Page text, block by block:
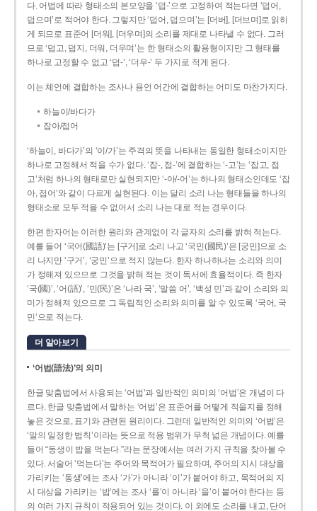
다. 어법에 따라 형태소의 본모양을 ‘덥-­’으로 고정하여 적는다면 ‘덥어,
덥으며’로 적어야 한다. 그렇지만 ‘덥어, 덥으며’는 [더버], [더브며]로 읽히
게 되므로 표준어 [더워], [더우며]의 소리를 제대로 나타낼 수 없다. 그러
므로 ‘덥고, 덥지, 더워, 더우며’는 한 형태소의 활용형이지만 그 형태를
하나로 고정할 수 없고 ‘덥-’, ‘더우-’ 두 가지로 적게 된다.
이는 체언에 결합하는 조사나 용언 어간에 결합하는 어미도 마찬가지다.
하늘이/바다가
잡아/접어
‘하늘이, 바다가’의 ‘이/가’는 주격의 뜻을 나타내는 동일한 형태소이지만
하나로 고정해서 적을 수가 없다. ‘잡-, 접-’에 결합하는 ‘-고’는 ‘잡고, 접
고’처럼 하나의 형태로만 실현되지만 ‘-아/-어’는 하나의 형태소인데도 ‘잡
아, 접어’와 같이 다르게 실현된다. 이는 달리 소리 나는 형태들을 하나의
형태소로 모두 적을 수 없어서 소리 나는 대로 적는 경우이다.
한편 한자어는 이러한 원리와 관계없이 각 글자의 소리를 밝혀 적는다.
예를 들어 ‘국어(國語)’는 [구거]로 소리 나고 ‘국민(國民)’은 [궁민]으로 소
리 나지만 ‘구거’, ‘궁민’으로 적지 않는다. 한자 하나하나는 소리와 의미
가 정해져 있으므로 그것을 밝혀 적는 것이 독서에 효율적이다. 즉 한자
‘국(國)’, ‘어(語)’, ‘민(民)’은 ‘나라 국’, ‘말씀 어’, ‘백성 민’과 같이 소리와 의
미가 정해져 있으므로 그 독립적인 소리와 의미를 알 수 있도록 ‘국어, 국
민’으로 적는다.
더 알아보기
‘어법(語法)’의 의미
한글 맞춤법에서 사용되는 ‘어법’과 일반적인 의미의 ‘어법’은 개념이 다
르다. 한글 맞춤법에서 말하는 ‘어법’은 표준어를 어떻게 적을지를 정해
놓은 것으로, 표기와 관련된 원리이다. 그런데 일반적인 의미의 ‘어법’은
‘말의 일정한 법칙’이라는 뜻으로 적용 범위가 무척 넓은 개념이다. 예를
들어 “동생이 밥을 먹는다.”라는 문장에서는 여러 가지 규칙을 찾아볼 수
있다. 서술어 ‘먹는다’는 주어와 목적어가 필요하며, 주어의 지시 대상을
가리키는 ‘동생’에는 조사 ‘가’가 아니라 ‘이’가 붙어야 하고, 목적어의 지
시 대상을 가리키는 ‘밥’에는 조사 ‘를’이 아니라 ‘을’이 붙어야 한다는 등
의 여러 가지 규칙이 적용되어 있는 것이다. 이 외에도 소리를 내고, 단어